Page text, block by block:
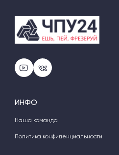
ИНФО
Наша команда
Политика конфиденциальности